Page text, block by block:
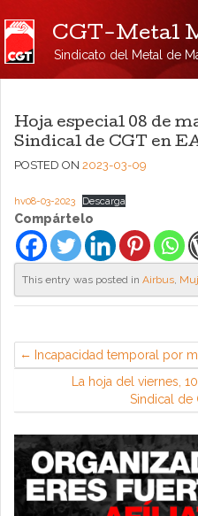
CGT-Metal
Sindicato del Metal de
Hoja especial 08 de
Sindical de CGT en
POSTED ON 2023-03-09
hv08-03-2023 Descarga
Compártelo
This entry was posted in Airbus,
Incapacidad temporal por
La hoja del viernes,
Sindical de